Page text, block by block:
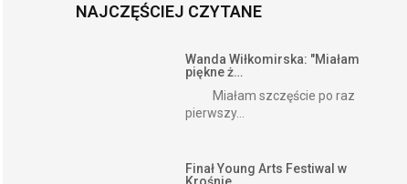
NAJCZĘŚCIEJ CZYTANE
Wanda Wiłkomirska: "Miałam
piękne ż…
Miałam szczęście po raz
pierwszy...
Finał Young Arts Festiwal w